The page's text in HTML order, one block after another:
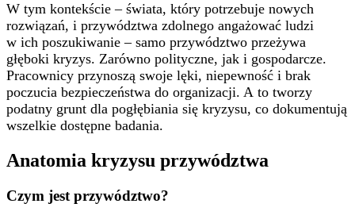
W tym kontekście – świata, który potrzebuje nowych
rozwiązań, i przywództwa zdolnego angażować ludzi
w ich poszukiwanie – samo przywództwo przeżywa
głęboki kryzys. Zarówno polityczne, jak i gospodarcze.
Pracownicy przynoszą swoje lęki, niepewność i brak
poczucia bezpieczeństwa do organizacji. A to tworzy
podatny grunt dla pogłębiania się kryzysu, co dokumentują
wszelkie dostępne badania.
Anatomia kryzysu przywództwa
Czym jest przywództwo?